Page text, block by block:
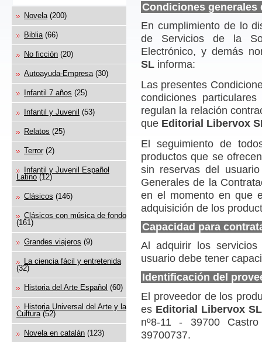
Novela (200)
Biblia (66)
No ficción (20)
Autoayuda-Empresa (30)
Infantil 7 años (25)
Infantil y Juvenil (53)
Relatos (25)
Terror (2)
Infantil y Juvenil Español
Latino(12)
Clásicos (146)
Clásicos con música de fondo
(161)
Grandes viajeros (9)
La ciencia fácil y entretenida
(32)
Historia del Arte Español (60)
Historia Universal del Arte y la
Cultura(52)
Novela en catalán (123)
Condiciones generales
En cumplimiento de lo
de Servicios de la
Electrónico, y demás
SL informa:
Las presentes
condiciones
regulan la relación
que Editorial Libervox
El seguimiento de
productos que se
sin reservas del
Generales de la
en el momento en que
adquisición de los
Capacidad para
Al adquirir los
usuario debe tener
Identificación del
El proveedor de los
es Editorial Libervox SL
nº8-11 - 39700
39700737.